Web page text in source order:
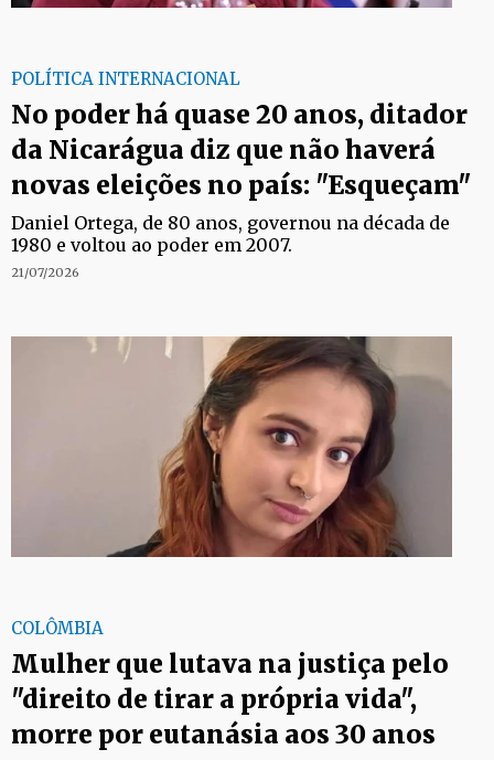
POLÍTICA INTERNACIONAL
No poder há quase 20 anos, ditador
da Nicarágua diz que não haverá
novas eleições no país: "Esqueçam"
Daniel Ortega, de 80 anos, governou na década de
1980 e voltou ao poder em 2007.
21/07/2026
COLÔMBIA
Mulher que lutava na justiça pelo
"direito de tirar a própria vida",
morre por eutanásia aos 30 anos